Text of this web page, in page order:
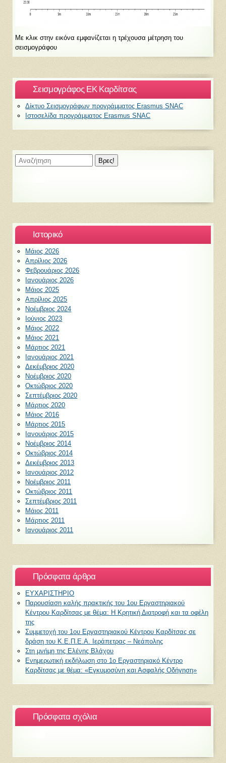
Με κλικ στην εικόνα εμφανίζεται η τρέχουσα μέτρηση του
σεισμογράφου
Σεισμογράφος ΕΚ Καρδίτσας
Δίκτυο Σεισμογράφων προγράμματος Erasmus SNAC
Ιστοσελίδα προγράμματος Erasmus SNAC
Ιστορικό
Μάιος 2026
Απρίλιος 2026
Φεβρουάριος 2026
Ιανουάριος 2026
Μάιος 2025
Απρίλιος 2025
Νοέμβριος 2024
Ιούνιος 2023
Μάιος 2022
Μάιος 2021
Μάρτιος 2021
Ιανουάριος 2021
Δεκέμβριος 2020
Νοέμβριος 2020
Οκτώβριος 2020
Σεπτέμβριος 2020
Μάρτιος 2020
Μάιος 2016
Μάρτιος 2015
Ιανουάριος 2015
Νοέμβριος 2014
Οκτώβριος 2014
Δεκέμβριος 2013
Ιανουάριος 2012
Νοέμβριος 2011
Οκτώβριος 2011
Σεπτέμβριος 2011
Μάιος 2011
Μάρτιος 2011
Ιανουάριος 2011
Πρόσφατα άρθρα
ΕΥΧΑΡΙΣΤΗΡΙΟ
Παρουσίαση καλής πρακτικής του 1ου Εργαστηριακού
Κέντρου Καρδίτσας με θέμα: Η Κρητική Διατροφή και τα οφέλη
της
Συμμετοχή του 1ου Εργαστηριακού Κέντρου Καρδίτσας σε
δράση του Κ.Ε.Π.Ε.Α. Ιεράπετρας – Νεάπολης
Στη μνήμη της Ελένης Βλάχου
Ενημερωτική εκδήλωση στο 1ο Εργαστηριακό Κέντρο
Καρδίτσας με θέμα: «Εγκυμοσύνη και Ασφαλής Οδήγηση»
Πρόσφατα σχόλια